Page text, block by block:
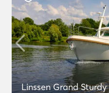
Linssen Grand